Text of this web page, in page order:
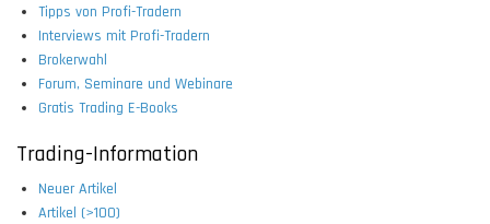
Tipps von Profi-Tradern
Interviews mit Profi-Tradern
Brokerwahl
Forum, Seminare und Webinare
Gratis Trading E-Books
Trading-Information
Neuer Artikel
Artikel (>100)